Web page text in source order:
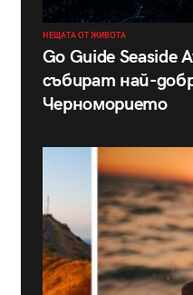
НЕЩАТА ОТ ЖИВОТА
Go Guide Seaside
събират най-
Черноморието